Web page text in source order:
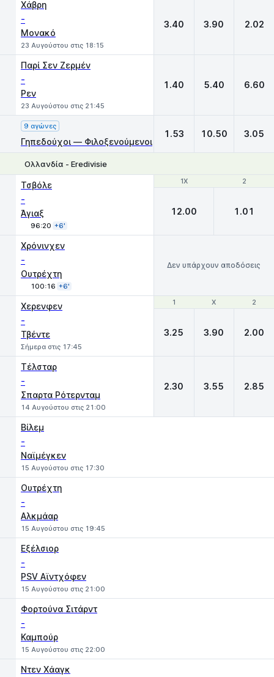
Χάβρη
-
Μονακό
23 Αυγούστου στις 18:15
3.40 3.90 2.02
Παρί Σεν Ζερμέν
-
Ρεν
23 Αυγούστου στις 21:45
1.40 5.40 6.60
9 αγώνες
Γηπεδούχοι — Φιλοξενούμενοι
1.53 10.50 3.05
Ολλανδία - Eredivisie
1X 2
Τσβόλε
-
Άγιαξ
96:20 +6'
1X 2
12.00 1.01
Χρόνινχεν
-
Ουτρέχτη
100:16 +6'
Δεν υπάρχουν αποδόσεις
1 X 2
Χερενφεν
-
Τβέντε
Σήμερα στις 17:45
1 X 2
3.25 3.90 2.00
Τέλσταρ
-
Σπαρτα Ρότερνταμ
14 Αυγούστου στις 21:00
2.30 3.55 2.85
Βίλεμ
-
Ναϊμέγκεν
15 Αυγούστου στις 17:30
Ουτρέχτη
-
Αλκμάαρ
15 Αυγούστου στις 19:45
Εξέλσιορ
-
PSV Αϊντχόφεν
15 Αυγούστου στις 21:00
Φορτούνα Σιτάρντ
-
Καμπούρ
15 Αυγούστου στις 22:00
Ντεν Χάαγκ